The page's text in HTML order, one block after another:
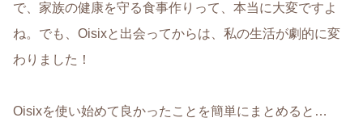
で、家族の健康を守る食事作りって、本当に大変ですよ
ね。でも、Oisixと出会ってからは、私の生活が劇的に変
わりました！
Oisixを使い始めて良かったことを簡単にまとめると…